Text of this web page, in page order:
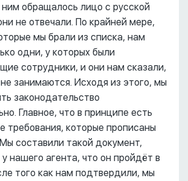
обращалось лицо с русской
не отвечали. По крайней мере,
мы брали из списка, нам
одни, у которых были
сотрудники, и они нам сказали,
занимаются. Исходя из этого, мы
законодательство
Главное, что в принципе есть
требования, которые прописаны
составили такой документ,
нашего агента, что он пройдёт в
того как нам подтвердили, мы